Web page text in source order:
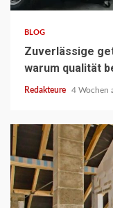
BLOG
Zuverlässige
warum qualität
Redakteure 4 Wochen